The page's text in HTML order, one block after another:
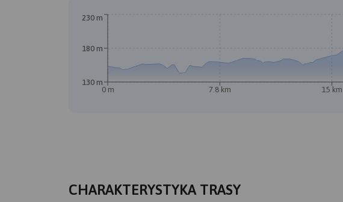
0 m 7.8 km 15 km
130 m
180 m
230 m
CHARAKTERYSTYKA TRASY